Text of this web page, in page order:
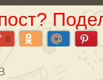
0